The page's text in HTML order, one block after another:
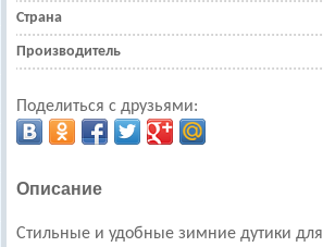
Страна
Производитель
Поделиться с друзьями:
Описание
Стильные и удобные зимние дутики для